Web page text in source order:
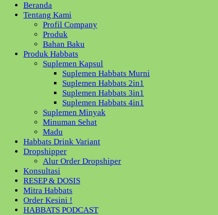
Beranda
Tentang Kami
Profil Company
Produk
Bahan Baku
Produk Habbats
Suplemen Kapsul
Suplemen Habbats Murni
Suplemen Habbats 2in1
Suplemen Habbats 3in1
Suplemen Habbats 4in1
Suplemen Minyak
Minuman Sehat
Madu
Habbats Drink Variant
Dropshipper
Alur Order Dropshiper
Konsultasi
RESEP & DOSIS
Mitra Habbats
Order Kesini !
HABBATS PODCAST